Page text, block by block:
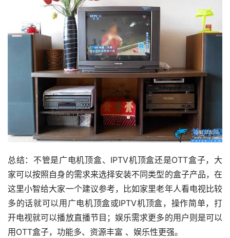
总结：不管是广电机顶盒、IPTV机顶盒还是OTT盒子，大
家可以按照自身的需求来选择安装不同类型的盒子产品，在
这里小智给大家一个建议参考，比如家里老年人看电视比较
多的话就可以用广电机顶盒或IPTV机顶盒，操作简单，打
开电视就可以播放直播节目；娱乐需求更多的用户则是可以
用OTT盒子，功能多、资源丰富 、娱乐性更强。